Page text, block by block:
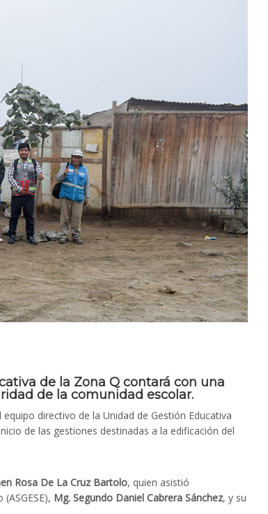
de la Zona Q contará con una
de la comunidad escolar.
directivo de la Unidad de Gestión Educativa
de las gestiones destinadas a la edificación del
Rosa De La Cruz Bartolo, quien asistió
Mg. Segundo Daniel Cabrera Sánchez, y su